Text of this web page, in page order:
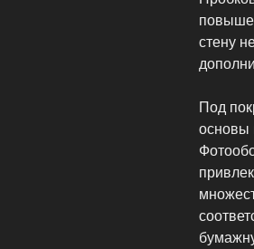
стену
Под
основы